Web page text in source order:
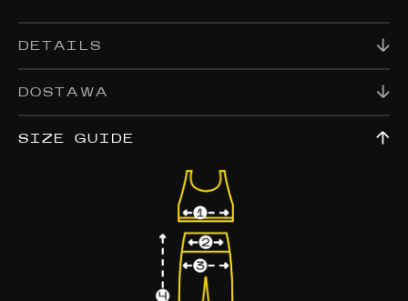
DETAILS
DOSTAWA
SIZE GUIDE